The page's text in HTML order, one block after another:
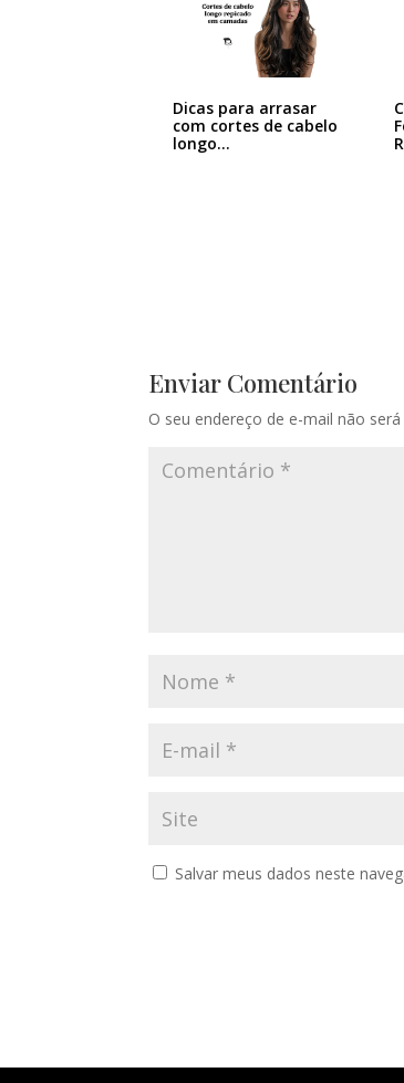
Dicas para arrasar
com cortes de cabelo
longo…
Enviar Comentário
O seu endereço de e-mail não será
Salvar meus dados neste